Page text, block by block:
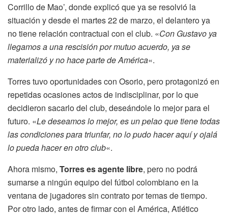
Corrillo de Mao’, donde explicó que ya se resolvió la
situación y desde el martes 22 de marzo, el delantero ya
no tiene relación contractual con el club. «Con Gustavo ya
llegamos a una rescisión por mutuo acuerdo, ya se
materializó y no hace parte de América«.
Torres tuvo oportunidades con Osorio, pero protagonizó en
repetidas ocasiones actos de indisciplinar, por lo que
decidieron sacarlo del club, deseándole lo mejor para el
futuro. «Le deseamos lo mejor, es un pelao que tiene todas
las condiciones para triunfar, no lo pudo hacer aquí y ojalá
lo pueda hacer en otro club«.
Ahora mismo, Torres es agente libre, pero no podrá
sumarse a ningún equipo del fútbol colombiano en la
ventana de jugadores sin contrato por temas de tiempo.
Por otro lado, antes de firmar con el América, Atlético